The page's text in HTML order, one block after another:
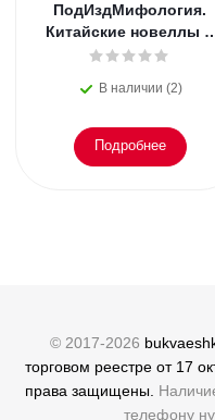
ПодИздМифология.
Китайские новеллы о
чудесах.
иллюстрациями
В наличии (2)
Подробнее
© 2017-2026
торговом реестре от 17
права защищены.
телефону